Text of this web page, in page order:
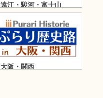
遠江・駿河・富士山
大阪・関西